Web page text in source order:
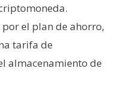
el plan de ahorro,
tarifa de
almacenamiento de